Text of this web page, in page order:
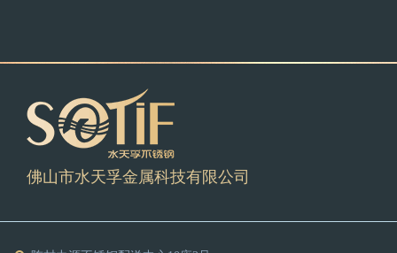
佛山市水天孚金属科技有限公司